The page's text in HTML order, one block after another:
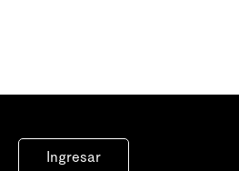
Ingresar